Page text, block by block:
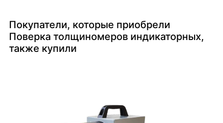
Покупатели, которые приобрели
Поверка толщиномеров индикаторных,
также купили